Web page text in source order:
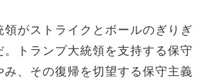
がストライクとボールのぎりぎ
トランプ大統領を支持する保守
、その復帰を切望する保守主義